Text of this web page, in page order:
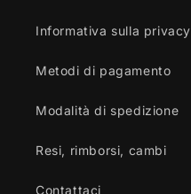
Informativa sulla privacy
Metodi di pagamento
Modalità di spedizione
Resi, rimborsi, cambi
Contattaci